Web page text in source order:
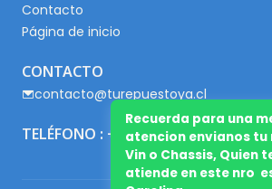
Contacto
Página de inicio
CONTACTO
contacto@turepuestoya.cl
TELÉFONO : +56 9 65667345
Recuerda para una
atencion envianos tu
Vin o Chassis, Quien
atiende en este nro